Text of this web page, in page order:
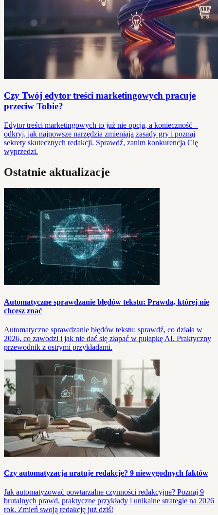
Czy Twój edytor treści marketingowych pracuje
przeciw Tobie?
Edytor treści marketingowych to już nie opcja, a konieczność –
odkryj, jak najnowsze narzędzia zmieniają zasady gry i poznaj
sekrety skutecznych redakcji. Sprawdź, zanim konkurencja Cię
wyprzedzi.
Ostatnie aktualizacje
Automatyczne sprawdzanie błędów tekstu: Prawda, której nie
chcesz znać
Automatyczne sprawdzanie błędów tekstu: sprawdź, co działa w
2026, co zawodzi i jak nie dać się złapać w pułapkę AI. Praktyczny
przewodnik z ostrymi przykładami.
Czy automatyzacja uratuje redakcje? 9 niewygodnych faktów
Jak automatyzować powtarzalne czynności redakcyjne? Poznaj 9
brutalnych prawd, praktyczne przykłady i unikalne strategie na 2026
rok. Zmień swoją redakcję już dziś!